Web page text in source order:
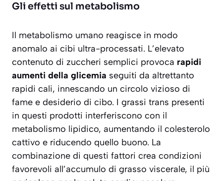
Gli effetti sul metabolismo
Il metabolismo umano reagisce in modo
anomalo ai cibi ultra-processati. L’elevato
contenuto di zuccheri semplici provoca rapidi
aumenti della glicemia seguiti da altrettanto
rapidi cali, innescando un circolo vizioso di
fame e desiderio di cibo. I grassi trans presenti
in questi prodotti interferiscono con il
metabolismo lipidico, aumentando il colesterolo
cattivo e riducendo quello buono. La
combinazione di questi fattori crea condizioni
favorevoli all’accumulo di grasso viscerale, il più